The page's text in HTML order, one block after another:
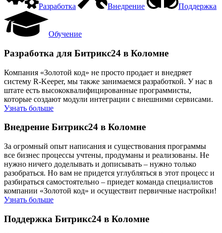
Разработка Внедрение Поддержка
Обучение
Разработка для Битрикс24 в Коломне
Компания «Золотой код» не просто продает и внедряет
систему R-Keeper, мы также занимаемся разработкой. У нас в
штате есть высококвалифицированные программисты,
которые создают модули интеграции с внешними сервисами.
Узнать больше
Внедрение Битрикс24 в Коломне
За огромный опыт написания и существования программы
все бизнес процессы учтены, продуманы и реализованы. Не
нужно ничего доделывать и дописывать – нужно только
разобраться. Но вам не придется углубляться в этот процесс и
разбираться самостоятельно – приедет команда специалистов
компании «Золотой код» и осуществит первичные настройки!
Узнать больше
Поддержка Битрикс24 в Коломне